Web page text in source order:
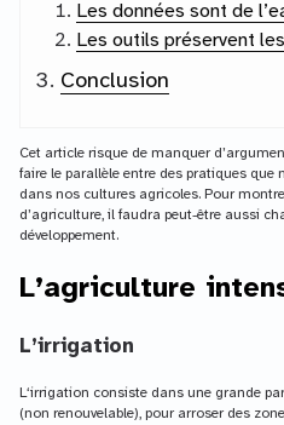
Les données sont de
Les outils préservent
Conclusion
Cet article risque de manquer
faire le parallèle entre des pratiques que
dans nos cultures agricoles. Pour
d’agriculture, il faudra peut-être aussi
développement.
L’agriculture
L’irrigation
L‘irrigation consiste dans une grande
(non renouvelable), pour arroser des